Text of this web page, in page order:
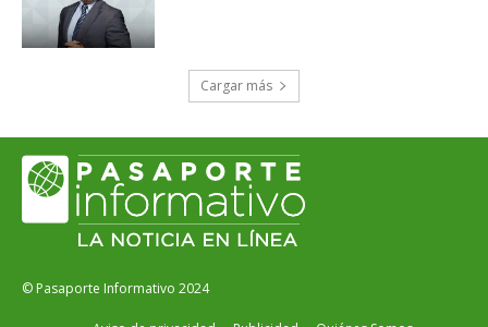
Cargar más
© Pasaporte Informativo 2024